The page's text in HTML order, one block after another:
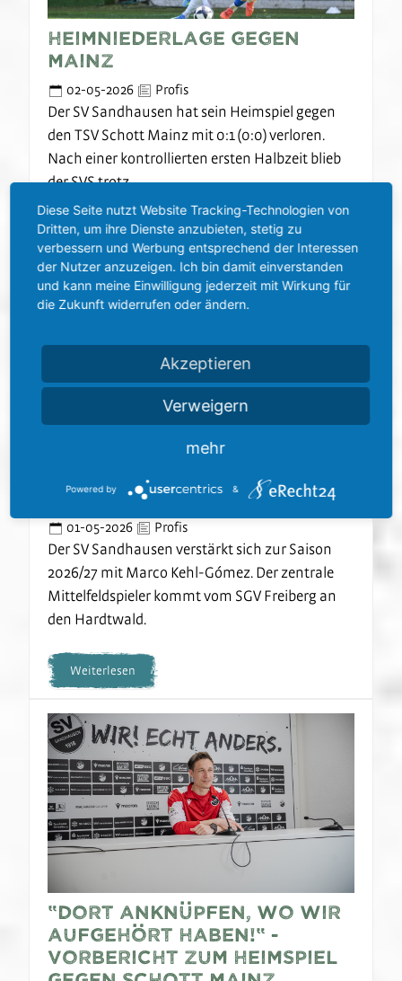
Heimniederlage gegen
Mainz
02-05-2026 Profis
Der SV Sandhausen hat sein Heimspiel gegen
den TSV Schott Mainz mit 0:1 (0:0) verloren.
Nach einer kontrollierten ersten Halbzeit blieb
der SVS trotz…
Weiterlesen
SVS verpflichtet Marco
Kehl-Gómez
01-05-2026 Profis
Der SV Sandhausen verstärkt sich zur Saison
2026/27 mit Marco Kehl-Gómez. Der zentrale
Mittelfeldspieler kommt vom SGV Freiberg an
den Hardtwald.
Weiterlesen
“Dort anknüpfen, wo wir
aufgehört haben!“ -
Vorbericht zum Heimspiel
Diese Seite nutzt Website Tracking-Technologien von
Dritten, um ihre Dienste anzubieten, stetig zu
verbessern und Werbung entsprechend der Interessen
der Nutzer anzuzeigen. Ich bin damit einverstanden
und kann meine Einwilligung jederzeit mit Wirkung für
die Zukunft widerrufen oder ändern.
Akzeptieren
Verweigern
mehr
Powered by &